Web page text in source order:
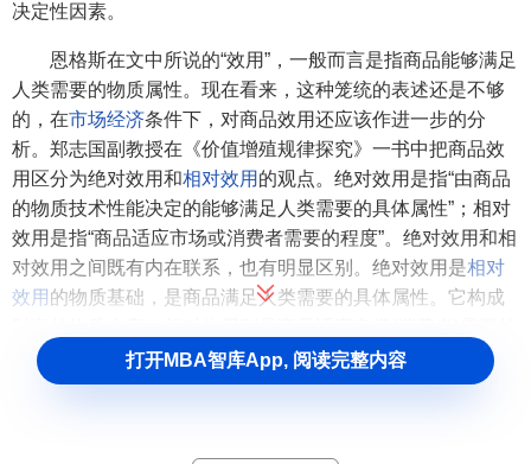
决定性因素。
恩格斯在文中所说的“效用”，一般而言是指商品能够满足
人类需要的物质属性。现在看来，这种笼统的表述还是不够
的，在市场经济条件下，对商品效用还应该作进一步的分
析。郑志国副教授在《价值增殖规律探究》一书中把商品效
用区分为绝对效用和相对效用 的观点。绝对效用是指“由商品
的物质技术性能决定的能够满足人类需要的具体属性”；相对
效用是指“商品适应市场或消费者需要的程度”。绝对效用和相
对效用之间既有内在联系，也有明显区别。绝对效用是相对
效用的物质基础，是商品满足人类需要的具体属性。它构成
一般属性。商品的绝对效用是价值的物质载体，不能成为
商
品价值实体的依据，而商品的相对效用则与劳动总量有效值
打开MBA智库App, 阅读完整内容